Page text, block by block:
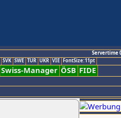
Servertime
SVK SWE TUR UKR VIE FontSize:11pt
Swiss-Manager ÖSB FIDE